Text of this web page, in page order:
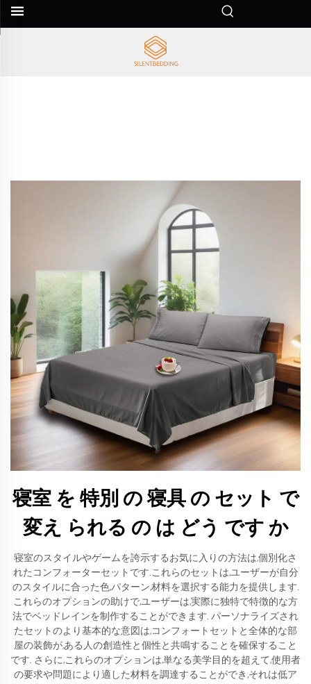
寝室 を 特別 の 寝具 の セット で
変え られる の は どう です か
寝室のスタイルやゲームを誇示するお気に入りの方法は,個別化さ
れたコンフォーターセットです.これらのセットは,ユーザーが自分
のスタイルに合った色,パターン,材料を選択する能力を提供します.
これらのオプションの助けで,ユーザーは,実際に独特で特徴的な方
法でベッドレインを制作することができます. パーソナライズされ
たセットのより基本的な意図は,コンフォートセットと全体的な部
屋の装飾が,ある人の創造性と個性と共鳴することを確保すること
です. さらに,これらのオプションは,単なる美学目的を超えて,使用者
の要求や問題により適した材料を調達することができ,それは低ア